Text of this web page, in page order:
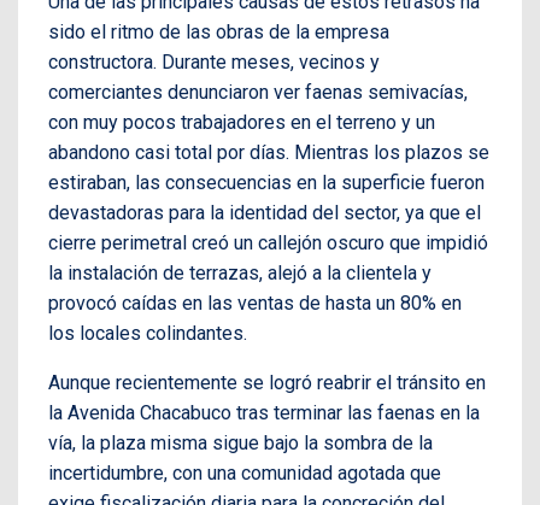
sido el ritmo de las obras de la empresa
constructora. Durante meses, vecinos y
comerciantes denunciaron ver faenas semivacías,
con muy pocos trabajadores en el terreno y un
abandono casi total por días. Mientras los plazos se
estiraban, las consecuencias en la superficie fueron
devastadoras para la identidad del sector, ya que el
cierre perimetral creó un callejón oscuro que impidió
la instalación de terrazas, alejó a la clientela y
provocó caídas en las ventas de hasta un 80% en
los locales colindantes.
Aunque recientemente se logró reabrir el tránsito en
la Avenida Chacabuco tras terminar las faenas en la
vía, la plaza misma sigue bajo la sombra de la
incertidumbre, con una comunidad agotada que